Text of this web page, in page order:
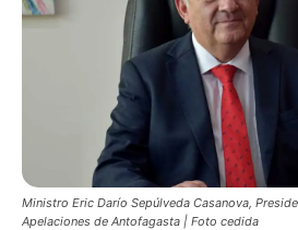
Ministro Eric Darío Sepúlveda Casanova,
Apelaciones de Antofagasta | Foto cedida